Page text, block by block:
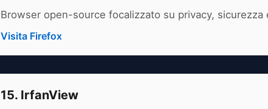
Browser open-source focalizzato su privacy, sicurezza
Visita Firefox
15. IrfanView